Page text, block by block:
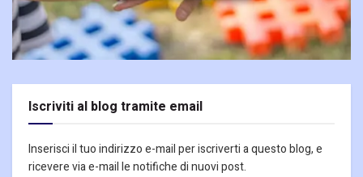
Iscriviti al blog tramite email
Inserisci il tuo indirizzo e-mail per iscriverti a questo blog, e
ricevere via e-mail le notifiche di nuovi post.